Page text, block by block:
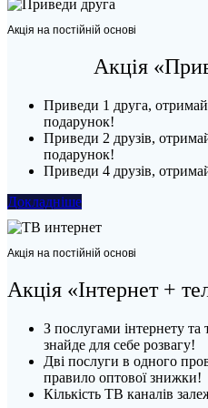
Акція на постійній основі
Акція
Приведи 1 друга, отримай
подарунок!
Приведи 2 друзів,
подарунок!
Приведи 4 друзів,
Докладніше
Акція на постійній основі
Акція «Інтернет +
З послугами інтернету та
знайде для себе розвагу!
Дві послуги в одного
правило оптової знижки!
Кількість ТВ каналів